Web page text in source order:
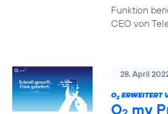
Funktion
CEO von
28. April
O2ERWEITERT
O my